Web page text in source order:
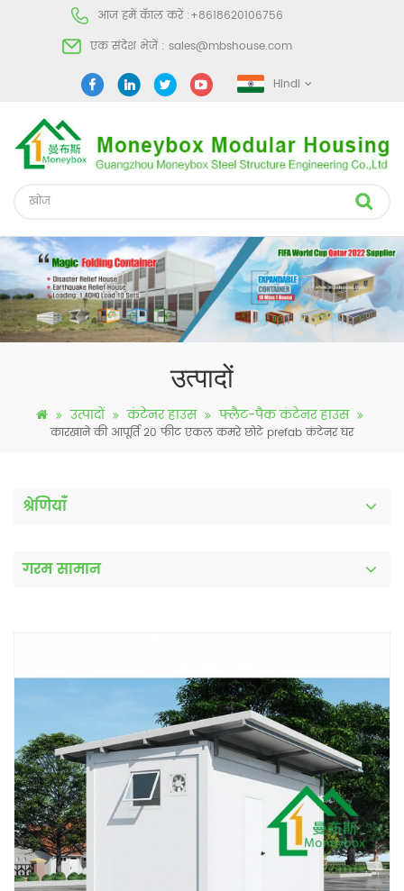
आज हमें कॅाल करें :+8618620106756
एक संदेश भेजें : sales@mbshouse.com
Hindi
उत्पादों
उत्पादों कंटेनर हाउस फ्लैट-पैक कंटेनर हाउस
कारखाने की आपूर्ति 20 फीट एकल कमरे छोटे prefab कंटेनर घर
श्रेणियाँ
गरम सामान